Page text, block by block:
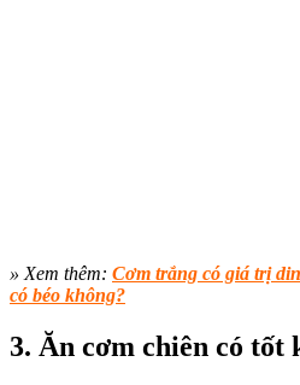
» Xem thêm: Cơm trắng có giá trị
có béo không?
3. Ăn cơm chiên có tốt